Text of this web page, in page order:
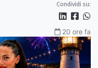
Condividi su:
20 ore fa